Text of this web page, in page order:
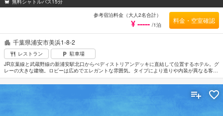
千葉県浦安市美浜1-8-2
レストラン
駐車場
JR京葉線と武蔵野線の新浦安駅北口からぺディストリアンデッキに直結して位置するホテル。グ
レーの大きな建物。ロビーは広めでエレガントな雰囲気。タイプにより造りや内装が異なる客室
はそれぞれ落ち着きのあるやさしい色合いのインテリアでまとめられている。東京ディズニーリ
ゾートまで車で約15分。羽田空港から車で約40分。
無料シャトルバス15分
参考宿泊料金（大人2名合計）
¥ ----- /1泊
料金・空室確認